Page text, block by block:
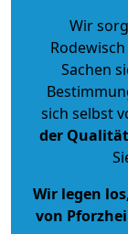
Wir
Sachen
sich selbst
der Qualität
Wir legen
von